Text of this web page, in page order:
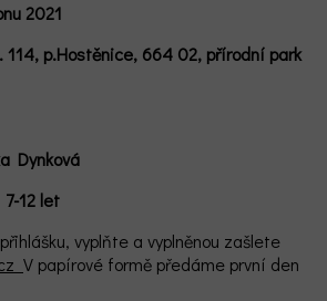
v srpnu 2021
114, p.Hostěnice, 664 02, přírodní park
Dynková
12 let
vyplňte a vyplněnou zašlete
V papírové formě předáme první den